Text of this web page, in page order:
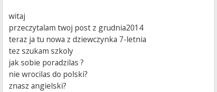
witaj
przeczytalam twoj post z grudnia2014
teraz ja tu nowa z dziewczynka 7-letnia
tez szukam szkoly
jak sobie poradzilas ?
nie wrocilas do polski?
znasz angielski?